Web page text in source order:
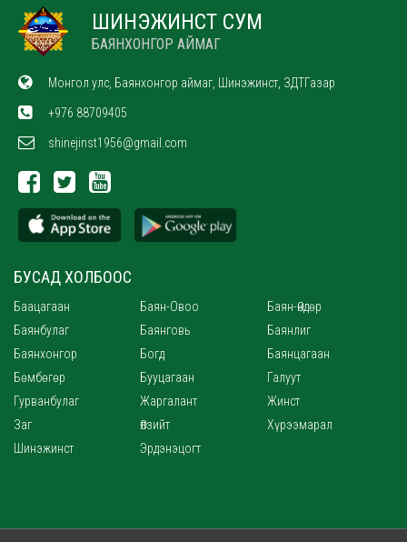
ШИНЭЖИНСТ СУМ
БАЯНХОНГОР АЙМАГ
Монгол улс, Баянхонгор аймаг, Шинэжинст, ЗДТГазар
+976 88709405
shinejinst1956@gmail.com
БУСАД ХОЛБООС
Баацагаан Баян-Овоо
Баян-Өндөр
Баянбулаг
Баянговь
Баянлиг
Баянхонгор
Богд
Баянцагаан
Бөмбөгөр
Бууцагаан
Галуут
Гурванбулаг
Жаргалант
Жинст
Заг
Өлзийт
Хүрээмарал
Шинэжинст
Эрдэнэцогт